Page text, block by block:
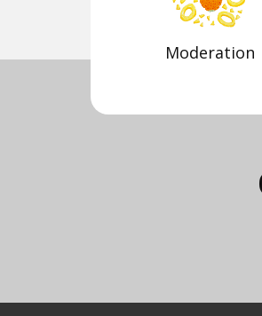
Moderation